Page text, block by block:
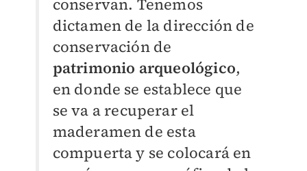
dictamen de la dirección de
conservación de
patrimonio arqueológico,
en donde se establece que
se va a recuperar el
maderamen de esta
compuerta y se colocará en